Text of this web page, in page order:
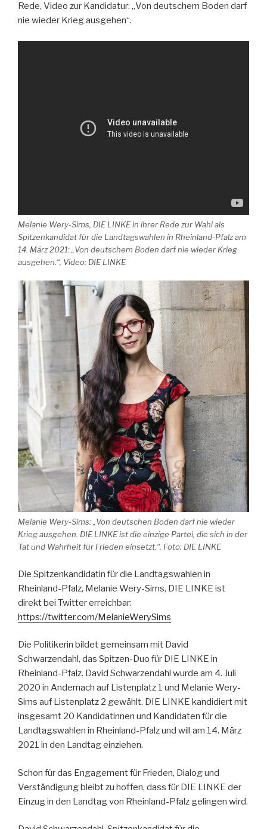
Rede, Video zur Kandidatur: „Von deutschem Boden darf
nie wieder Krieg ausgehen“.
Melanie Wery-Sims, DIE LINKE in ihrer Rede zur Wahl als
Spitzenkandidat für die Landtagswahlen in Rheinland-Pfalz am
14. März 2021: „Von deutschem Boden darf nie wieder Krieg
ausgehen.“, Video: DIE LINKE
Melanie Wery-Sims: „Von deutschen Boden darf nie wieder
Krieg ausgehen. DIE LINKE ist die einzige Partei, die sich in der
Tat und Wahrheit für Frieden einsetzt.“. Foto: DIE LINKE
Die Spitzenkandidatin für die Landtagswahlen in
Rheinland-Pfalz, Melanie Wery-Sims, DIE LINKE ist
direkt bei Twitter erreichbar:
https://twitter.com/MelanieWerySims
Die Politikerin bildet gemeinsam mit David
Schwarzendahl, das Spitzen-Duo für DIE LINKE in
Rheinland-Pfalz. David Schwarzendahl wurde am 4. Juli
2020 in Andernach auf Listenplatz 1 und Melanie Wery-
Sims auf Listenplatz 2 gewählt. DIE LINKE kandidiert mit
insgesamt 20 Kandidatinnen und Kandidaten für die
Landtagswahlen in Rheinland-Pfalz und will am 14. März
2021 in den Landtag einziehen.
Schon für das Engagement für Frieden, Dialog und
Verständigung bleibt zu hoffen, dass für DIE LINKE der
Einzug in den Landtag von Rheinland-Pfalz gelingen wird.